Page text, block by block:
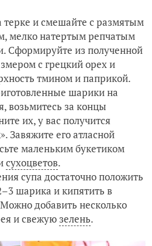
терке и смешайте с размятым
мелко натертым репчатым
Сформируйте из полученной
с грецкий орех и
тмином и паприкой.
шарики на
возьмитесь за концы
их, у вас получится
Завяжите его атласной
маленьким букетиком
сухоцветов.
супа достаточно положить
шарика и кипятить в
добавить несколько
и свежую зелень.